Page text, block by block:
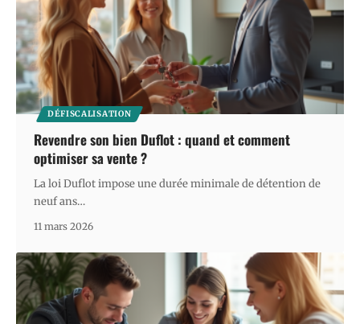
DÉFISCALISATION
Revendre son bien Duflot : quand et comment
optimiser sa vente ?
La loi Duflot impose une durée minimale de détention de
neuf ans…
11 mars 2026